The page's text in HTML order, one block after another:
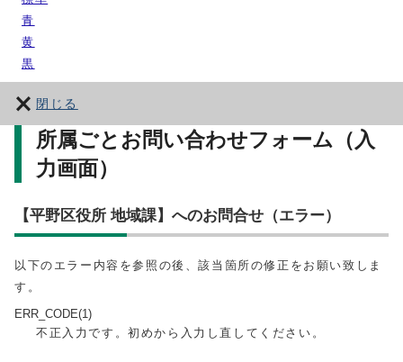
青
黄
黒
閉じる
所属ごとお問い合わせフォーム（入
力画面）
【平野区役所 地域課】へのお問合せ（エラー）
以下のエラー内容を参照の後、該当箇所の修正をお願い致しま
す。
ERR_CODE(1)
不正入力です。初めから入力し直してください。